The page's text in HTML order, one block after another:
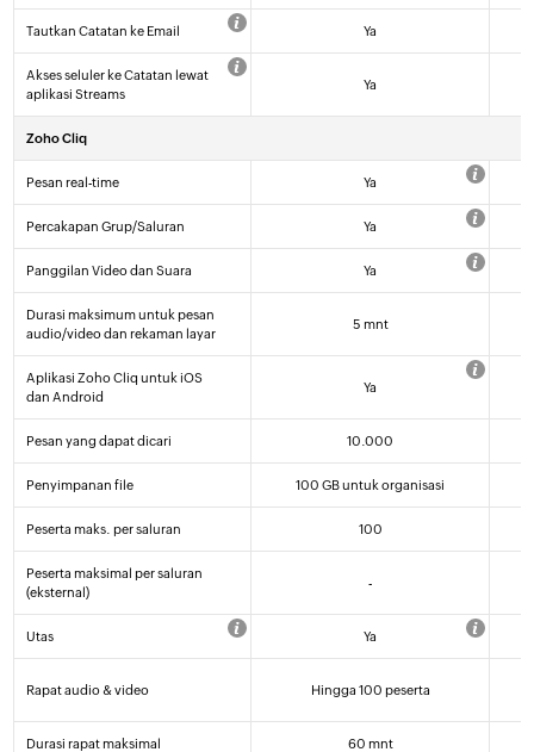
Tautkan Catatan ke Email Ya
Akses seluler ke Catatan lewat
aplikasi Streams
Ya
Zoho Cliq
Pesan real-time Ya
Percakapan Grup/Saluran Ya
Panggilan Video dan Suara Ya
Durasi maksimum untuk pesan
audio/video dan rekaman layar
5 mnt
Aplikasi Zoho Cliq untuk iOS
dan Android
Ya
Pesan yang dapat dicari 10.000
Penyimpanan file 100 GB untuk organisasi
Peserta maks. per saluran 100
Peserta maksimal per saluran
(eksternal)
-
Utas Ya
Rapat audio & video Hingga 100 peserta
Durasi rapat maksimal 60 mnt